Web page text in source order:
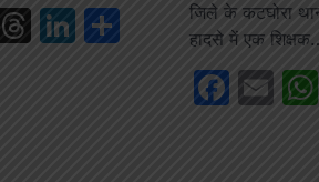
Threads
LinkedIn
Shareजिले के कटघोरा
हादसे में एक